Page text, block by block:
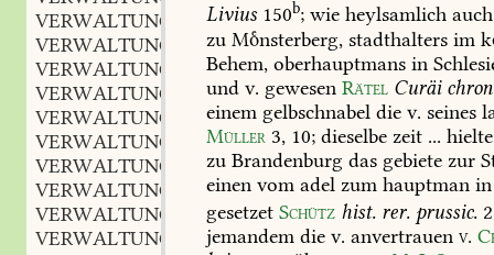
VERWALTUNGSSTREITVERFAHREN
VERWALTUNGSSYSTEM
VERWALTUNGSTHÄTIGKEIT
VERWALTUNGSTECHNISCH
VERWALTUNGSVOLLZUG
VERWALTUNGSVORSCHRIFT
VERWALTUNGSWEG
VERWALTUNGSWEISE
VERWALTUNGSWESEN
VERWALTUNGSWILLKÜR
Livius 150b; wie heylsamlich auch
zu Mnsterberg, stadthalters im
Behem, oberhauptmans in
und v. gewesen Rätel Curäi
einem gelbschnabel die v. seines
Müller 3, 10; dieselbe zeit ... hielte
zu Brandenburg das gebiete zur
einen vom adel zum hauptman in
gesetzet Schütz hist. rer. prussic.
jemandem die v. anvertrauen v.